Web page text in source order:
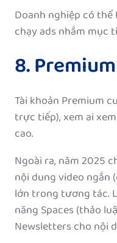
Doanh nghiệp có
chạy ads nhắm mục
8.
Tài khoản Premium
trực tiếp), xem ai
cao.
Ngoài ra, năm 2025
nội dung video ngắn
lớn trong tương tác.
năng Spaces (thảo
Newsletters cho nội